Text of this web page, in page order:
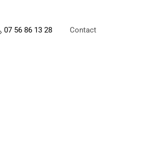
07 56 86 13 28 Contact